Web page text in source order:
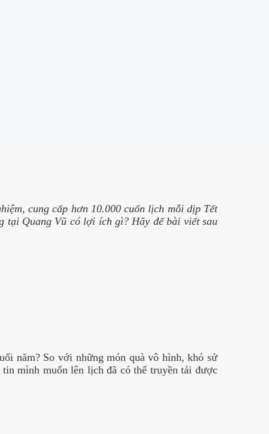
cung cấp hơn 10.000 cuốn lịch mỗi dịp Tết
tại Quang Vũ có lợi ích gì? Hãy để bài viết sau
năm? So với những món quà vô hình, khó sử
mình muốn lên lịch đã có thể truyền tải được